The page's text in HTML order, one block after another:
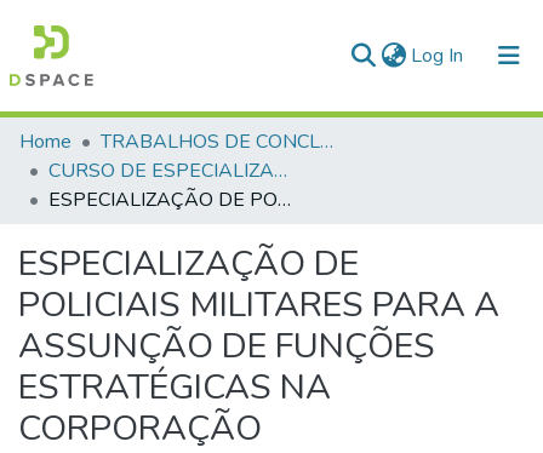
Log In (current)
Communities & Collections
All of DSpace
Home
TRABALHOS DE CONCLUSÃO DE CURSO - CEGESP (CURSO DE ESPECIALIZAÇÃO EM GERENCIAMENTO EM SEGURANÇA PÚBLICA)
CURSO DE ESPECIALIZAÇÃO EM GERENCIAMENTO EM SEGURANÇA PÚBLICA - CEGESP - 2013 - 1
ESPECIALIZAÇÃO DE POLICIAIS MILITARES PARA A ASSUNÇÃO DE FUNÇÕES ESTRATÉGICAS NA CORPORAÇÃO
ESPECIALIZAÇÃO DE
POLICIAIS MILITARES PARA A
ASSUNÇÃO DE FUNÇÕES
ESTRATÉGICAS NA
CORPORAÇÃO